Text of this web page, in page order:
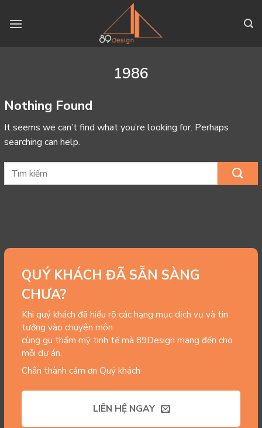
1986
Nothing Found
It seems we can’t find what you’re looking for. Perhaps
searching can help.
QUÝ KHÁCH ĐÃ SẴN SÀNG
CHƯA?
Khi quý khách đã hiểu rõ các hạng mục dịch vụ và tin
tưởng vào chuyên môn
cùng gu thẩm mỹ tinh tế mà 89Design mang đến cho
mỗi dự án.
Chân thành cảm ơn Quý khách
LIÊN HỆ NGAY